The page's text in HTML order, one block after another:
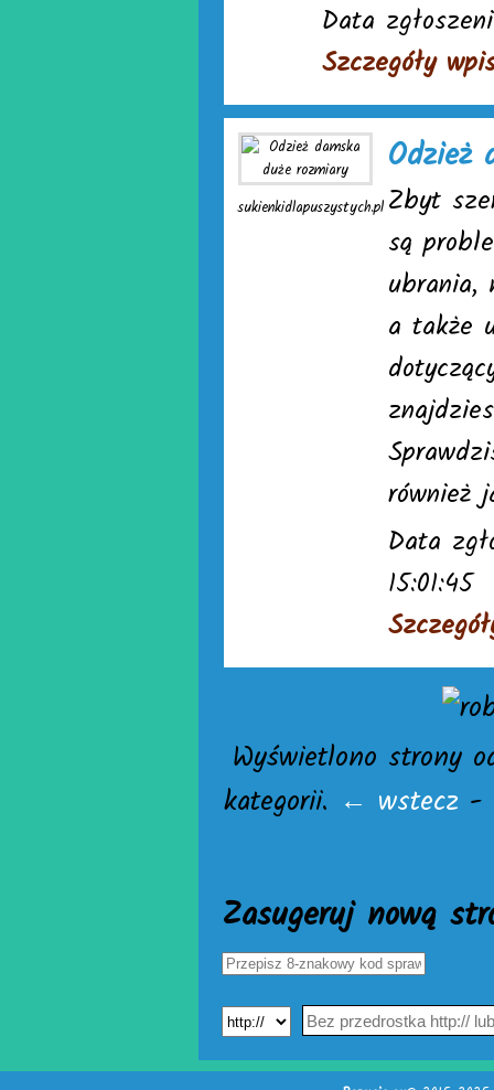
Data
Szczegóły
sukienkidlapuszystych.pl
Odzież
Zbyt
są
ubrania,
a także
również
Data
15:01:45
Wyświetlono strony
kategorii. ← wstecz -
Zasugeruj nową